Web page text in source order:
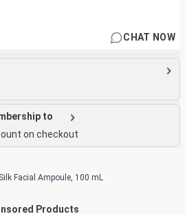
CHAT NOW
to
on checkout
Facial Ampoule, 100 mL
Products